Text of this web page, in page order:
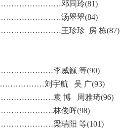
邓同玲(81)
汤翠翠(84)
王珍珍 房 栋(87)
李威巍 等(90)
刘宇航 吴 广(93)
袁 博 周雅琦(96)
林俊晖(98)
梁瑞阳 等(101)